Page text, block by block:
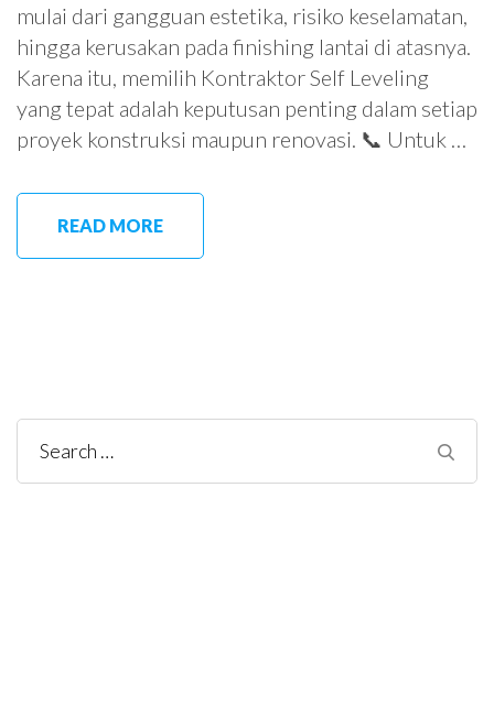
mulai dari gangguan estetika, risiko keselamatan,
hingga kerusakan pada finishing lantai di atasnya.
Karena itu, memilih Kontraktor Self Leveling
yang tepat adalah keputusan penting dalam setiap
proyek konstruksi maupun renovasi. 📞 Untuk …
READ MORE
Search
for: